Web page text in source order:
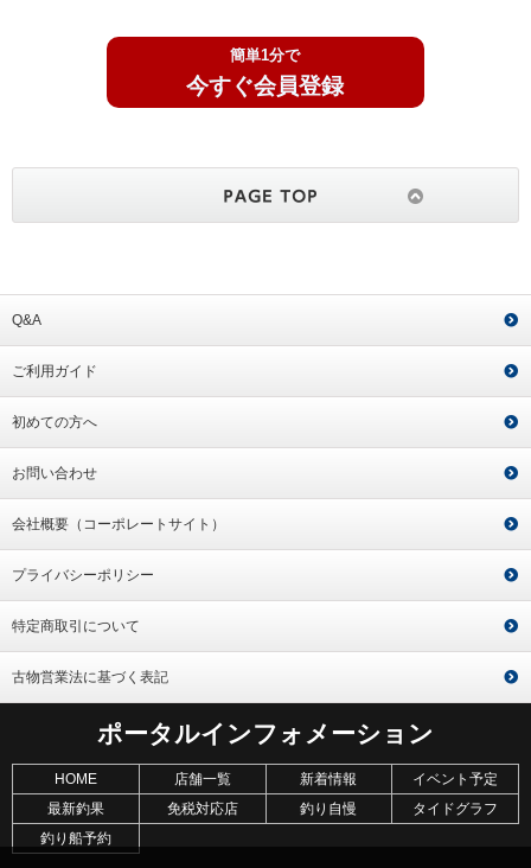
簡単1分で
今すぐ会員登録
Q&A
ご利用ガイド
初めての方へ
お問い合わせ
会社概要（コーポレートサイト）
プライバシーポリシー
特定商取引について
古物営業法に基づく表記
ポータルインフォメーション
HOME 店舗一覧 新着情報
イベント予定
最新釣果
免税対応店 釣り自慢
タイドグラフ
釣り船予約